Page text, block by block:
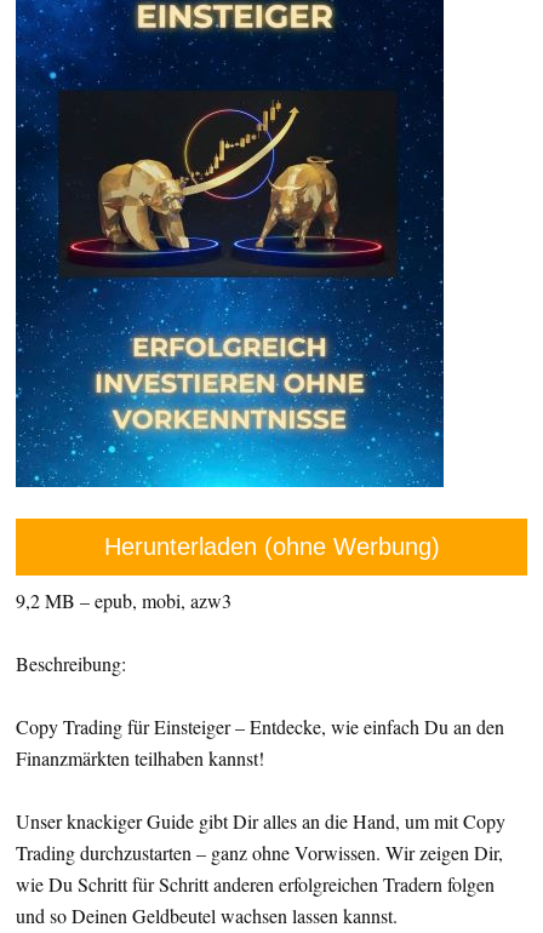
Herunterladen (ohne Werbung)
9,2 MB – epub, mobi, azw3
Beschreibung:
Copy Trading für Einsteiger – Entdecke, wie einfach Du an den
Finanzmärkten teilhaben kannst!
Unser knackiger Guide gibt Dir alles an die Hand, um mit Copy
Trading durchzustarten – ganz ohne Vorwissen. Wir zeigen Dir,
wie Du Schritt für Schritt anderen erfolgreichen Tradern folgen
und so Deinen Geldbeutel wachsen lassen kannst.